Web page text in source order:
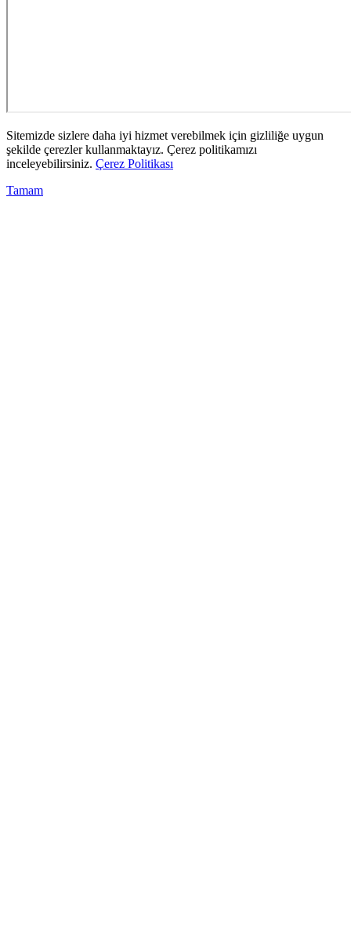
Sitemizde sizlere daha iyi hizmet verebilmek için gizliliğe uygun
şekilde çerezler kullanmaktayız. Çerez politikamızı
inceleyebilirsiniz. Çerez Politikası
Tamam